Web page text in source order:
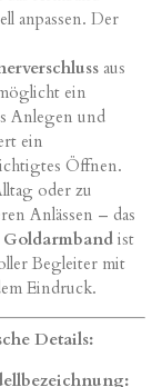
anpassen. Der
aus
ein
Anlegen und
ein
Öffnen.
oder zu
Anlässen – das
ist
Begleiter mit
Eindruck.
Details: